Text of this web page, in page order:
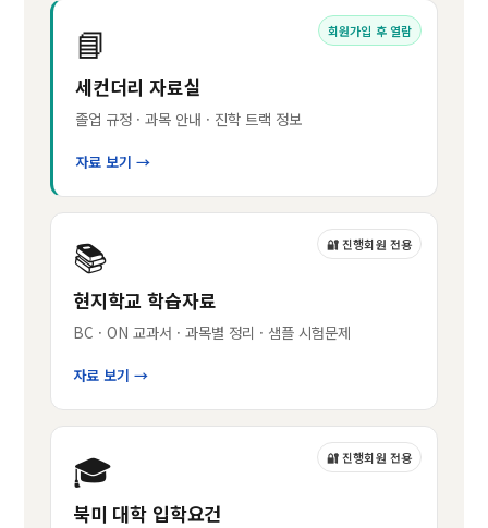
회원가입 후 열람
📘
세컨더리 자료실
졸업 규정 · 과목 안내 · 진학 트랙 정보
자료 보기 →
🔐 진행회원 전용
📚
현지학교 학습자료
BC · ON 교과서 · 과목별 정리 · 샘플 시험문제
자료 보기 →
🔐 진행회원 전용
🎓
북미 대학 입학요건